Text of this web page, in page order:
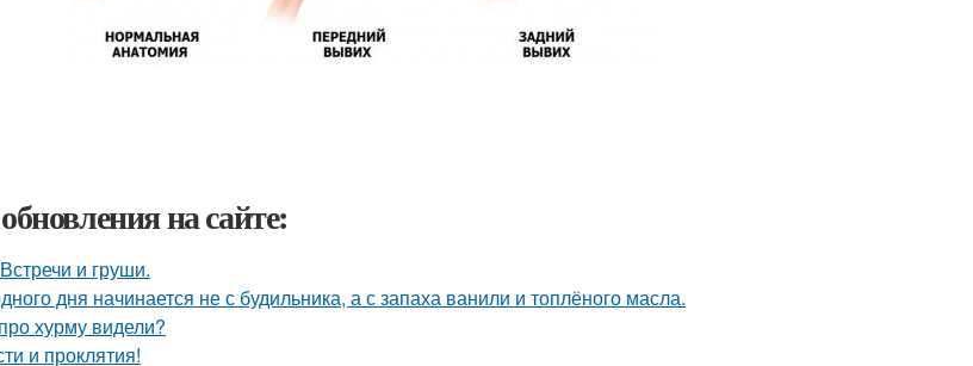
на сайте:
и груши.
дня начинается не с будильника, а с запаха ванили и топлёного масла.
хурму видели?
и проклятия!